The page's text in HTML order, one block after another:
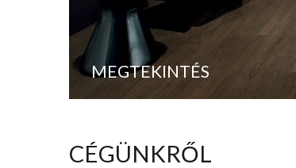
MEGTEKINTÉS
CÉGÜNKRŐL